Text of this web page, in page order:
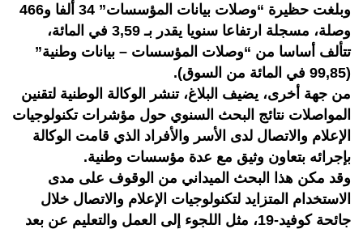
وبلغت حظيرة “وصلات بيانات المؤسسات” 34 ألفا و466
وصلة، مسجلة ارتفاعا سنويا يقدر بـ 3,59 في المائة،
تتألف أساسا من “وصلات المؤسسات – بيانات وطنية”
(99,85 في المائة من السوق).
من جهة أخرى، يضيف البلاغ، تنشر الوكالة الوطنية لتقنين
المواصلات نتائج البحث السنوي حول مؤشرات تكنولوجيات
الإعلام والاتصال لدى الأسر والأفراد الذي قامت الوكالة
بإجرائه بتعاون وثيق مع عدة مؤسسات وطنية.
وقد مكن هذا البحث الميداني من الوقوف على مدى
الاستخدام المتزايد لتكنولوجيات الإعلام والاتصال خلال
جائحة كوفيد-19، مثل اللجوء إلى العمل والتعليم عن بعد